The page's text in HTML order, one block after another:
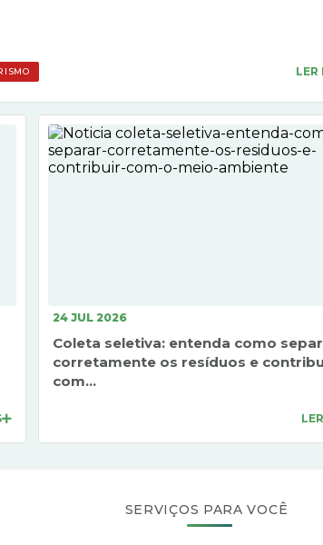
LER
24 JUL 2026
Coleta seletiva: entenda como
corretamente os resíduos e
com...
SERVIÇOS PARA VOCÊ